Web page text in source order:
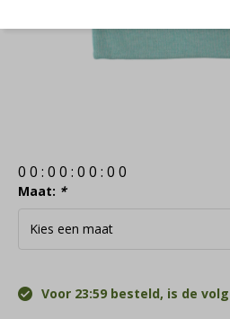
0 0 : 0 0 : 0 0 : 0 0
Maat: *
Voor 23:59 besteld, is de